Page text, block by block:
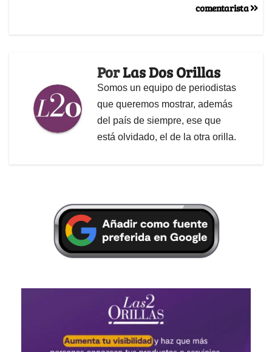
comentarista
PorLas Dos Orillas
Somos un equipo de periodistas
que queremos mostrar, además
del país de siempre, ese que
está olvidado, el de la otra orilla.